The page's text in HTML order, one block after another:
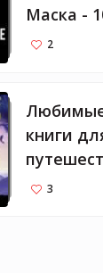
Маска -
2
книги
я от
3